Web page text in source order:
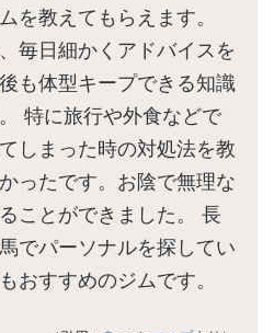
を教えてもらえます。
毎日細かくアドバイスを
も体型キープできる知識
特に旅行や外食などで
しまった時の対処法を教
ったです。お陰で無理な
ことができました。 長
でパーソナルを探してい
おすすめのジムです。